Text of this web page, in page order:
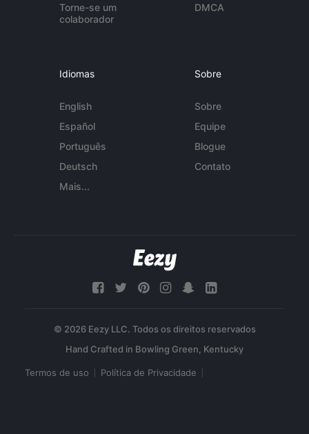
Torne-se um
colaborador
DMCA
Idiomas
English
Español
Português
Deutsch
Mais...
Sobre
Sobre
Equipe
Blogue
Contato
© 2026 Eezy LLC. Todos os direitos reservados
Termos de uso Política de Privacidade